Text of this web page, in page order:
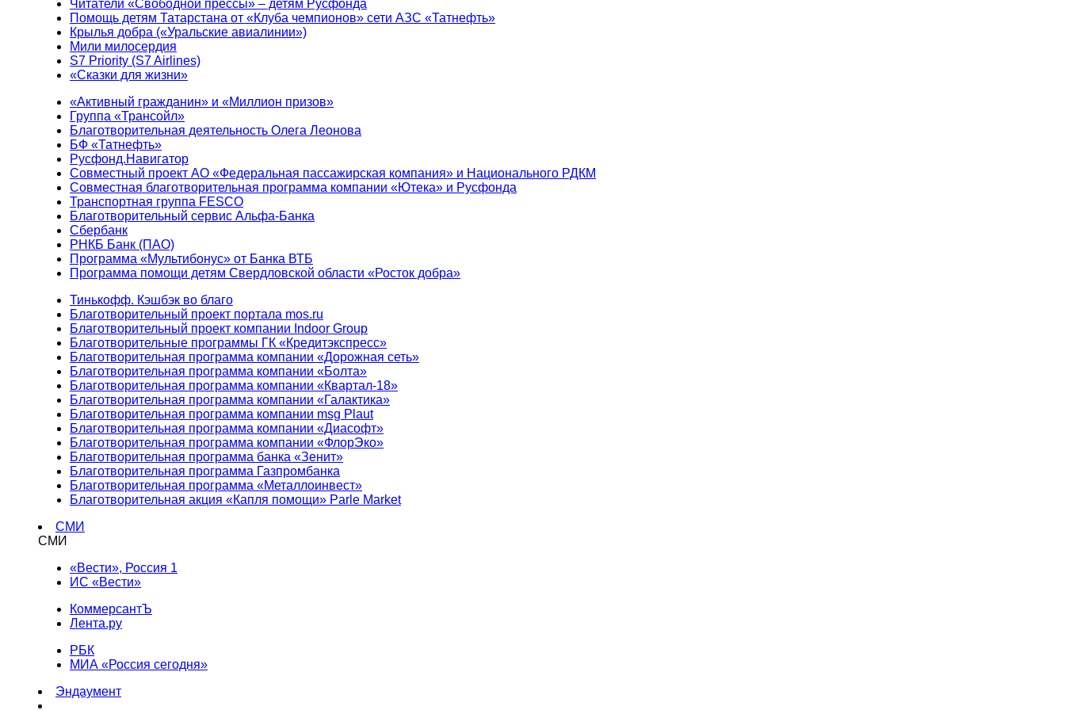
Читатели «Свободной прессы» – детям Русфонда
Помощь детям Татарстана от «Клуба чемпионов» сети АЗС «Татнефть»
Крылья добра («Уральские авиалинии»)
Мили милосердия
S7 Priority (S7 Airlines)
«Сказки для жизни»
«Активный гражданин» и «Миллион призов»
Группа «Трансойл»
Благотворительная деятельность Олега Леонова
БФ «Татнефть»
Русфонд.Навигатор
Совместный проект АО «Федеральная пассажирская компания» и Национального РДКМ
Совместная благотворительная программа компании «Ютека» и Русфонда
Транспортная группа FESCO
Благотворительный сервис Альфа-Банка
Сбербанк
РНКБ Банк (ПАО)
Программа «Мультибонус» от Банка ВТБ
Программа помощи детям Свердловской области «Росток добра»
Тинькофф. Кэшбэк во благо
Благотворительный проект портала mos.ru
Благотворительный проект компании Indoor Group
Благотворительные программы ГК «Кредитэкспресс»
Благотворительная программа компании «Дорожная сеть»
Благотворительная программа компании «Болта»
Благотворительная программа компании «Квартал-18»
Благотворительная программа компании «Галактика»
Благотворительная программа компании msg Plaut
Благотворительная программа компании «Диасофт»
Благотворительная программа компании «ФлорЭко»
Благотворительная программа банка «Зенит»
Благотворительная программа Газпромбанка
Благотворительная программа «Металлоинвест»
Благотворительная акция «Капля помощи» Parle Market
СМИ
СМИ
«Вести», Россия 1
ИС «Вести»
КоммерсантЪ
Лента.ру
РБК
МИА «Россия сегодня»
Эндаумент